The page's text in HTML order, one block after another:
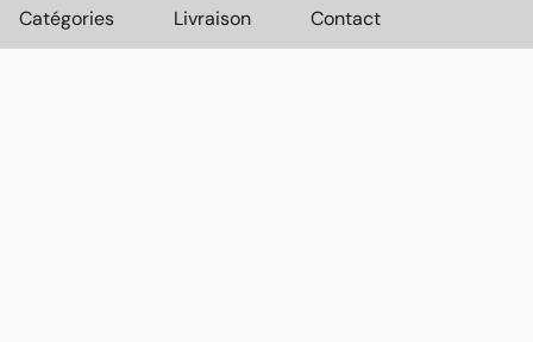
Catégories Livraison Contact